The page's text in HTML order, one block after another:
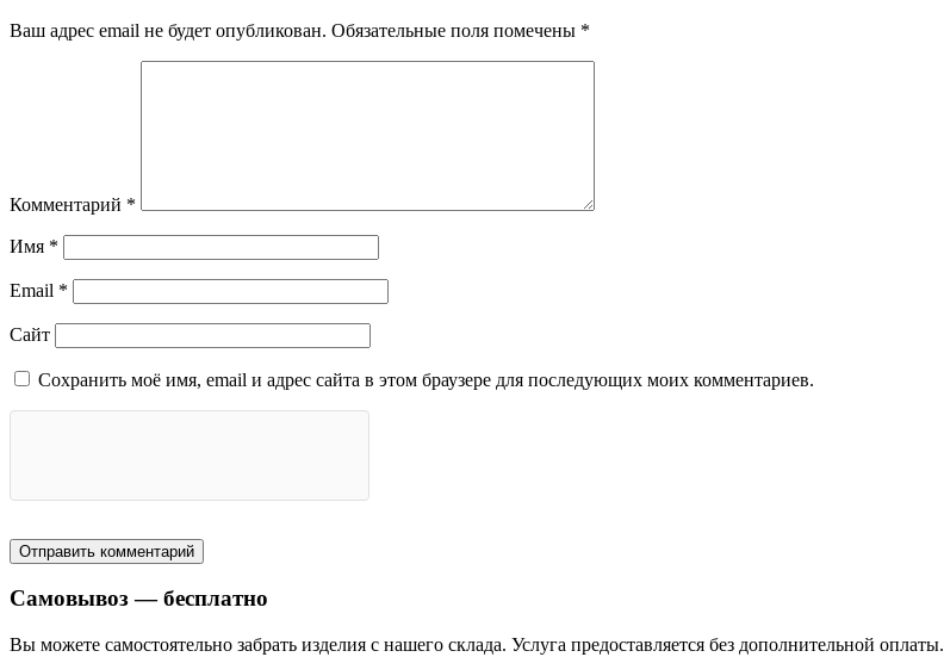
Ваш адрес email не будет опубликован. Обязательные поля помечены *
Комментарий *
Имя *
Email *
Сайт
Сохранить моё имя, email и адрес сайта в этом браузере для последующих моих комментариев.
Самовывоз — бесплатно
Вы можете самостоятельно забрать изделия с нашего склада. Услуга предоставляется без дополнительной оплаты.